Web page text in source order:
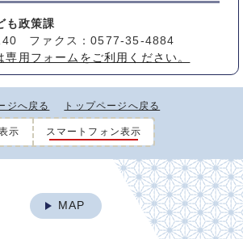
政策課
ファクス：0577-35-4884
専用フォームをご利用ください。
ジへ戻る トップページへ戻る
示 スマートフォン表示
MAP